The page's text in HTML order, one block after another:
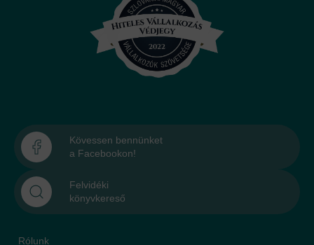
Kövessen bennünket
a Facebookon!
Felvidéki
könyvkereső
Rólunk